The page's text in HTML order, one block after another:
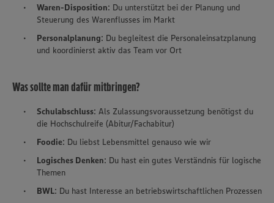
Waren-Disposition: Du unterstützt bei der Planung und
Steuerung des Warenflusses im Markt
Personalplanung: Du begleitest die Personaleinsatzplanung
und koordinierst aktiv das Team vor Ort
Was sollte man dafür mitbringen?
Schulabschluss: Als Zulassungsvoraussetzung benötigst du
die Hochschulreife (Abitur/Fachabitur)
Foodie: Du liebst Lebensmittel genauso wie wir
Logisches Denken: Du hast ein gutes Verständnis für logische
Themen
BWL: Du hast Interesse an betriebswirtschaftlichen Prozessen